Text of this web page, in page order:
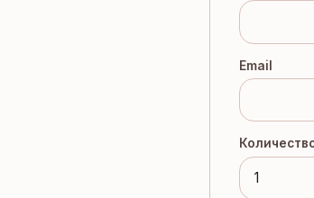
Email